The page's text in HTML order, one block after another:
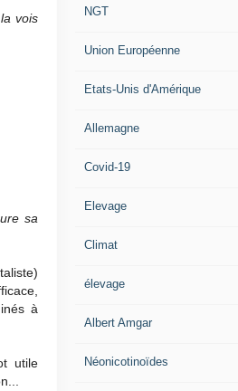
la vois
sa
à
utile
NGT
Union Européenne
Etats-Unis d'Amérique
Allemagne
Covid-19
Elevage
Climat
élevage
Albert Amgar
Néonicotinoïdes